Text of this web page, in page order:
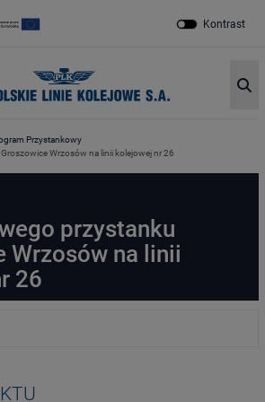
Kontrast
Przystankowy
Wrzosów na linii kolejowej nr 26
przystanku
Wrzosów na linii
26